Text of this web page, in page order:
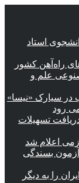
استاد
راه‌آهن کشور
علم و
در سیارک «نیسا»
رود
تسهیلات
اعلام شد
بسندگی
را به دیگر